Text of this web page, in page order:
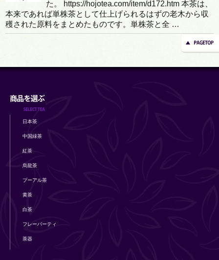
た。 https://hojotea.com/item/d172.htm 本茶は、
本来であれば単株茶として仕上げられるはずの老木から収
穫された原料をまとめたものです。単株茶と全 …
日本茶
中国緑茶
紅茶
烏龍茶
プーアル茶
黄茶
白茶
フレーバーティ
茶器